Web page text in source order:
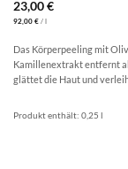
23,00€
92,00 €/ l
Das Körperpeeling mit
Kamillenextrakt entfernt
glättet die Haut und
Produkt enthält: 0,25 l